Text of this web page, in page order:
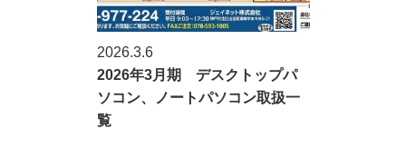
2026.3.6
2026年3月期 デスクトップパ
ソコン、ノートパソコン取扱一
覧